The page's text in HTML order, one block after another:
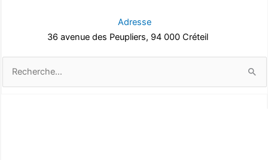
Adresse
36 avenue des Peupliers, 94 000 Créteil